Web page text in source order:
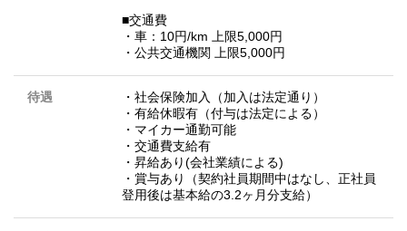
■交通費
・車：10円/km 上限5,000円
・公共交通機関 上限5,000円
待遇
・社会保険加入（加入は法定通り）
・有給休暇有（付与は法定による）
・マイカー通勤可能
・交通費支給有
・昇給あり(会社業績による)
・賞与あり（契約社員期間中はなし、正社員
登用後は基本給の3.2ヶ月分支給）